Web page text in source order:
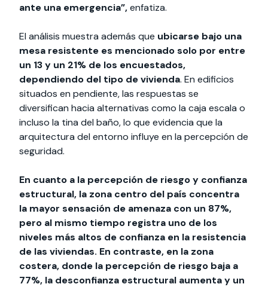
ante una emergencia”,enfatiza.
El análisis muestra además que ubicarse bajo una
mesa resistente es mencionado solo por entre
un 13 y un 21% de los encuestados,
dependiendo del tipo de vivienda. En edificios
situados en pendiente, las respuestas se
diversifican hacia alternativas como la caja escala o
incluso la tina del baño, lo que evidencia que la
arquitectura del entorno influye en la percepción de
seguridad.
En cuanto a la percepción de riesgo y confianza
estructural, la zona centro del país concentra
la mayor sensación de amenaza con un 87%,
pero al mismo tiempo registra uno de los
niveles más altos de confianza en la resistencia
de las viviendas. En contraste, en la zona
costera, donde la percepción de riesgo baja a
77%, la desconfianza estructural aumenta y un